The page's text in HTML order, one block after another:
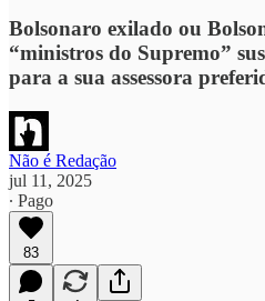
Bolsonaro exilado ou
“ministros do Supremo”
para a sua assessora
Não é Redação
jul 11, 2025
∙ Pago
83